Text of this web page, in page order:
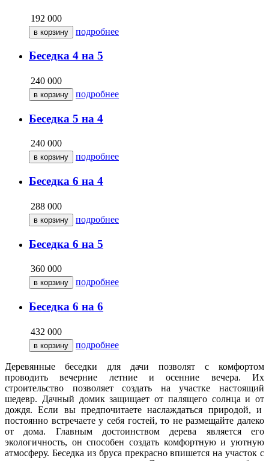
192 000
подробнее
Беседка 4 на 5
240 000
подробнее
Беседка 5 на 4
240 000
подробнее
Беседка 6 на 4
288 000
подробнее
Беседка 6 на 5
360 000
подробнее
Беседка 6 на 6
432 000
подробнее
Деревянные беседки для дачи позволят с комфортом
проводить вечерние летние и осенние вечера. Их
строительство позволяет создать на участке настоящий
шедевр. Дачный домик защищает от палящего солнца и от
дождя. Если вы предпочитаете наслаждаться природой, и
постоянно встречаете у себя гостей, то не размещайте далеко
от дома. Главным достоинством дерева является его
экологичность, он способен создать комфортную и уютную
атмосферу. Беседка из бруса прекрасно впишется на участок с